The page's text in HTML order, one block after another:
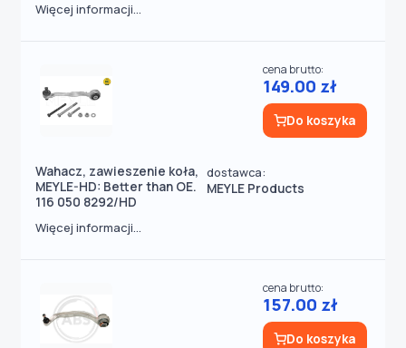
Więcej informacji...
Wahacz, zawieszenie koła,
MEYLE-HD: Better than OE.
116 050 8292/HD
dostawca:
MEYLE Products
cena brutto:
149.00 zł
Do koszyka
Więcej informacji...
cena brutto:
157.00 zł
Do koszyka